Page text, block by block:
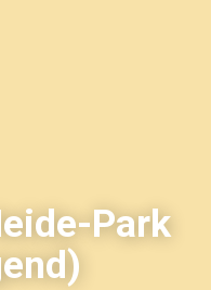
Park